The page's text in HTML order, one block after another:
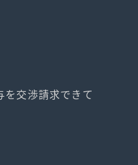
を交渉請求できて